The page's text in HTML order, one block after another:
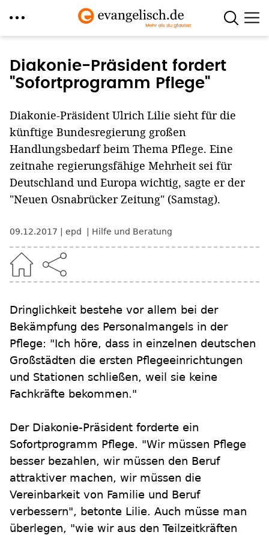
zum
Inhalt
Diakonie-Präsident fordert
"Sofortprogramm Pflege"
Diakonie-Präsident Ulrich Lilie sieht für die
künftige Bundesregierung großen
Handlungsbedarf beim Thema Pflege. Eine
zeitnahe regierungsfähige Mehrheit sei für
Deutschland und Europa wichtig, sagte er der
"Neuen Osnabrücker Zeitung" (Samstag).
09.12.2017 epd Hilfe und Beratung
Dringlichkeit bestehe vor allem bei der
Bekämpfung des Personalmangels in der
Pflege: "Ich höre, dass in einzelnen deutschen
Großstädten die ersten Pflegeeinrichtungen
und Stationen schließen, weil sie keine
Fachkräfte bekommen."
Der Diakonie-Präsident forderte ein
Sofortprogramm Pflege. "Wir müssen Pflege
besser bezahlen, wir müssen den Beruf
attraktiver machen, wir müssen die
Vereinbarkeit von Familie und Beruf
verbessern", betonte Lilie. Auch müsse man
überlegen, "wie wir aus den Teilzeitkräften